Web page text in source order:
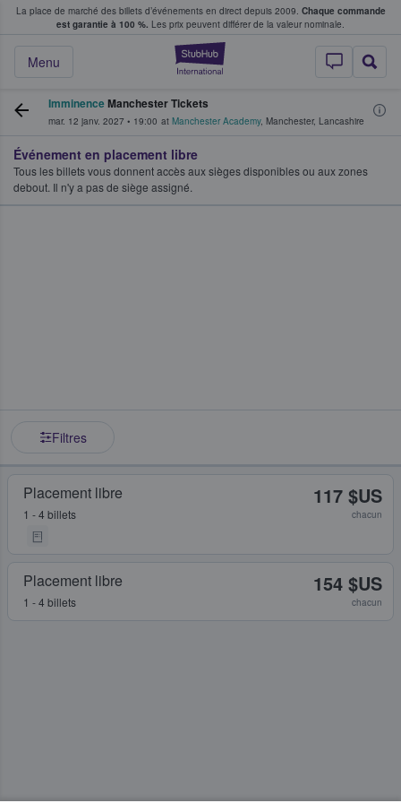
La place de marché des billets d’événements en direct depuis 2009. Chaque commande
est garantie à 100 %. Les prix peuvent différer de la valeur nominale.
StubHub - Où
Menu
fans achètent et vendent des billets
ImminenceManchester Tickets
mar. 12 janv. 2027 • 19:00 at Manchester Academy, Manchester, Lancashire
Événement en placement libre
Tous les billets vous donnent accès aux sièges disponibles ou aux zones
debout. Il n'y a pas de siège assigné.
Filtres
Placement libre
1 - 4 billets
117 $US
chacun
Placement libre
1 - 4 billets
154 $US
chacun